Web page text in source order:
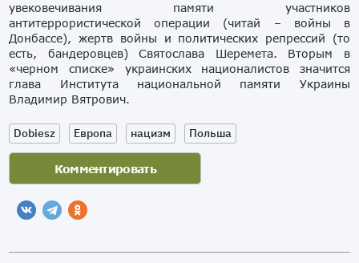
увековечивания памяти участников
антитеррористической операции (читай – войны в
Донбассе), жертв войны и политических репрессий (то
есть, бандеровцев) Святослава Шеремета. Вторым в
«черном списке» украинских националистов значится
глава Института национальной памяти Украины
Владимир Вятрович.
Dobiesz Европа нацизм Польша